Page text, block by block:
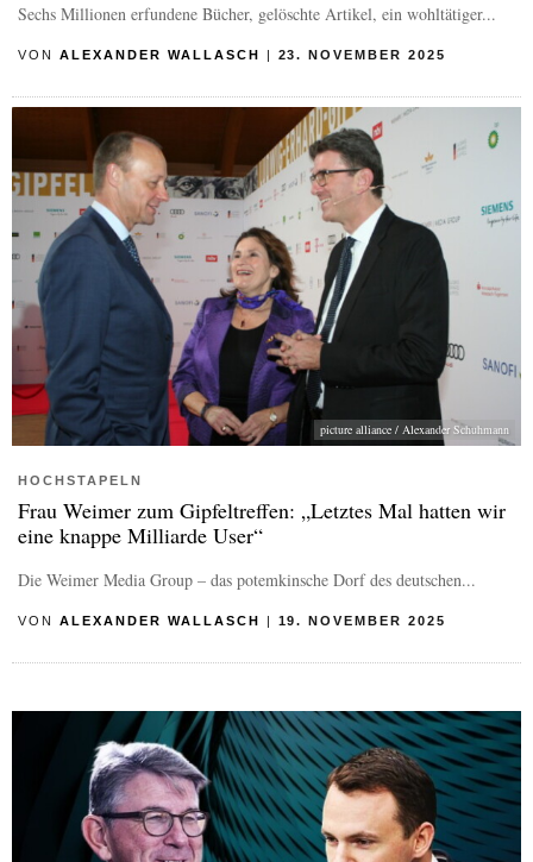
Sechs Millionen erfundene Bücher, gelöschte Artikel, ein wohltätiger...
VON ALEXANDER WALLASCH | 23. NOVEMBER 2025
picture alliance / Alexander Schuhmann
HOCHSTAPELN
Frau Weimer zum Gipfeltreffen: „Letztes Mal hatten wir
eine knappe Milliarde User“
Die Weimer Media Group – das potemkinsche Dorf des deutschen...
VON ALEXANDER WALLASCH | 19. NOVEMBER 2025